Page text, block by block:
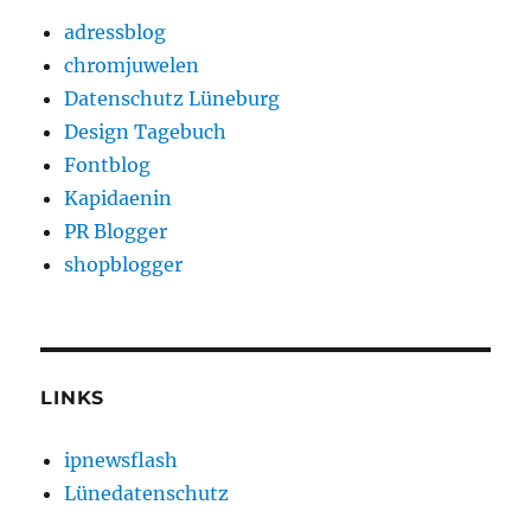
adressblog
chromjuwelen
Datenschutz Lüneburg
Design Tagebuch
Fontblog
Kapidaenin
PR Blogger
shopblogger
LINKS
ipnewsflash
Lünedatenschutz